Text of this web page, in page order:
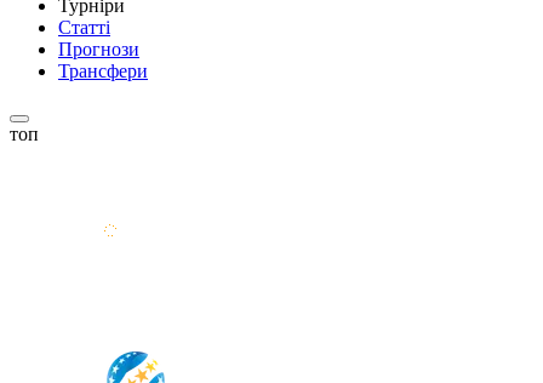
Турніри
Статті
Прогнози
Трансфери
топ